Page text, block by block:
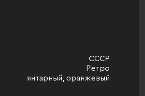
СССР
Ретро
янтарный, оранжевый